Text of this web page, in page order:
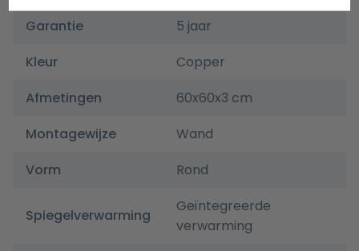
Garantie
5 jaar
Kleur
Copper
Afmetingen
60x60x3 cm
Montagewijze
Wand
Vorm
Rond
Spiegelverwarming
Geïntegreerde
verwarming